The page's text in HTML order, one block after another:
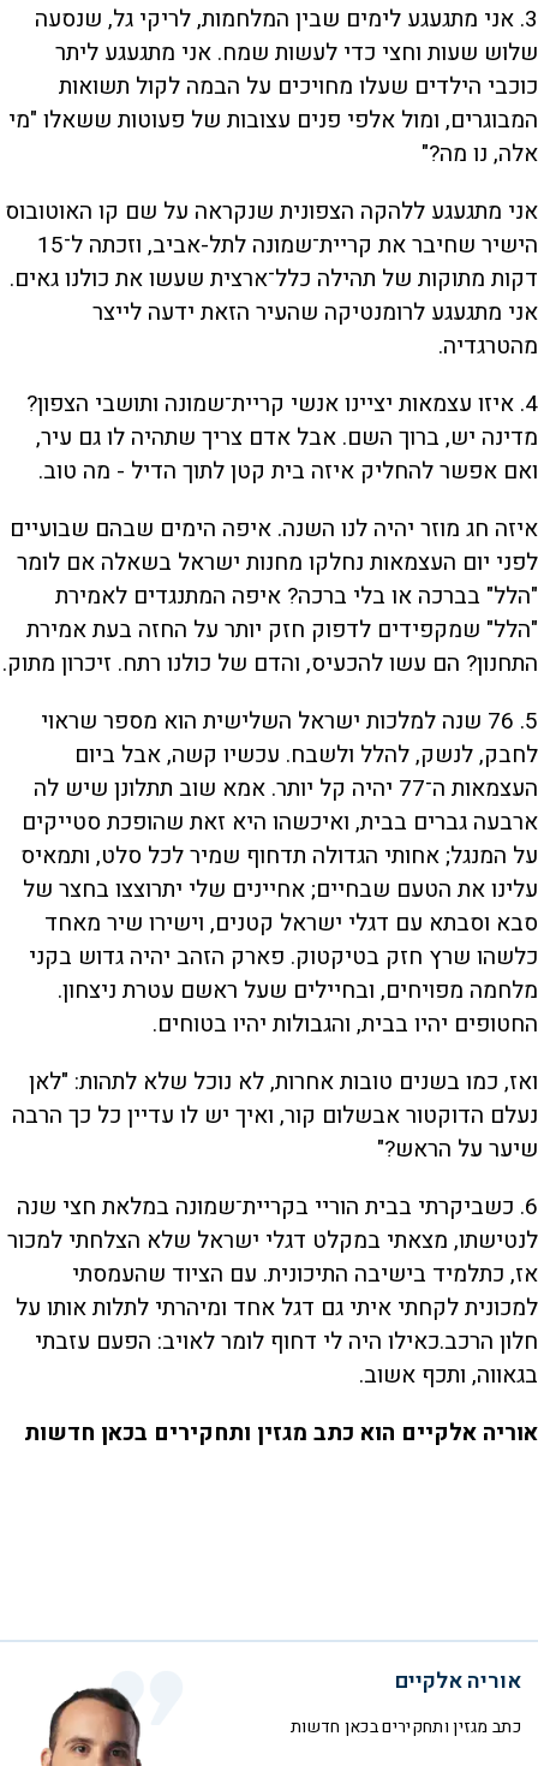
3. אני מתגעגע לימים שבין המלחמות, לריקי גל, שנסעה
שלוש שעות וחצי כדי לעשות שמח. אני מתגעגע ליתר
כוכבי הילדים שעלו מחויכים על הבמה לקול תשואות
המבוגרים, ומול אלפי פנים עצובות של פעוטות ששאלו "מי
אלה, נו מה?"
אני מתגעגע ללהקה הצפונית שנקראה על שם קו האוטובוס
הישיר שחיבר את קריית־שמונה לתל-אביב, וזכתה ל־15
דקות מתוקות של תהילה כלל־ארצית שעשו את כולנו גאים.
אני מתגעגע לרומנטיקה שהעיר הזאת ידעה לייצר
מהטרגדיה.
4. איזו עצמאות יציינו אנשי קריית־שמונה ותושבי הצפון?
מדינה יש, ברוך השם. אבל אדם צריך שתהיה לו גם עיר,
ואם אפשר להחליק איזה בית קטן לתוך הדיל - מה טוב.
איזה חג מוזר יהיה לנו השנה. איפה הימים שבהם שבועיים
לפני יום העצמאות נחלקו מחנות ישראל בשאלה אם לומר
"הלל" בברכה או בלי ברכה? איפה המתנגדים לאמירת
"הלל" שמקפידים לדפוק חזק יותר על החזה בעת אמירת
התחנון? הם עשו להכעיס, והדם של כולנו רתח. זיכרון מתוק.
5.
76 שנה למלכות ישראל השלישית הוא מספר שראוי
לחבק, לנשק, להלל ולשבח. עכשיו קשה, אבל ביום
העצמאות ה־77 יהיה קל יותר. אמא שוב תתלונן שיש לה
ארבעה גברים בבית, ואיכשהו היא זאת שהופכת סטייקים
על המנגל; אחותי הגדולה תדחוף שמיר לכל סלט, ותמאיס
עלינו את הטעם שבחיים; אחיינים שלי יתרוצצו בחצר של
סבא וסבתא עם דגלי ישראל קטנים, וישירו שיר מאחד
כלשהו שרץ חזק בטיקטוק. פארק הזהב יהיה גדוש בקני
מלחמה מפויחים, ובחיילים שעל ראשם עטרת ניצחון.
החטופים יהיו בבית, והגבולות יהיו בטוחים.
ואז, כמו בשנים טובות אחרות, לא נוכל שלא לתהות: "לאן
נעלם הדוקטור אבשלום קור, ואיך יש לו עדיין כל כך הרבה
שיער על הראש?"
6. כשביקרתי בבית הוריי בקריית־שמונה במלאת חצי שנה
לנטישתו, מצאתי במקלט דגלי ישראל שלא הצלחתי למכור
אז, כתלמיד בישיבה התיכונית. עם הציוד שהעמסתי
למכונית לקחתי איתי גם דגל אחד ומיהרתי לתלות אותו על
חלון הרכב.כאילו היה לי דחוף לומר לאויב: הפעם עזבתי
בגאווה, ותכף אשוב.
אוריה אלקיים הוא כתב מגזין ותחקירים בכאן חדשות
אוריה אלקיים
כתב מגזין ותחקירים בכאן חדשות